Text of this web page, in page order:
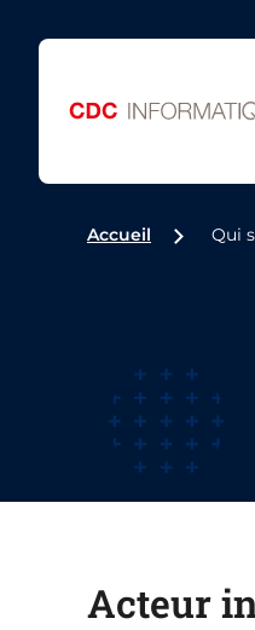
Accueil Qui
Acteur